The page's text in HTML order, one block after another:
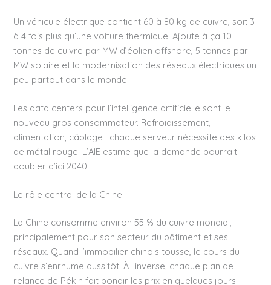
Un véhicule électrique contient 60 à 80 kg de cuivre, soit 3
à 4 fois plus qu’une voiture thermique. Ajoute à ça 10
tonnes de cuivre par MW d’éolien offshore, 5 tonnes par
MW solaire et la modernisation des réseaux électriques un
peu partout dans le monde.
Les data centers pour l’intelligence artificielle sont le
nouveau gros consommateur. Refroidissement,
alimentation, câblage : chaque serveur nécessite des kilos
de métal rouge. L’AIE estime que la demande pourrait
doubler d’ici 2040.
Le rôle central de la Chine
La Chine consomme environ 55 % du cuivre mondial,
principalement pour son secteur du bâtiment et ses
réseaux. Quand l’immobilier chinois tousse, le cours du
cuivre s’enrhume aussitôt. À l’inverse, chaque plan de
relance de Pékin fait bondir les prix en quelques jours.